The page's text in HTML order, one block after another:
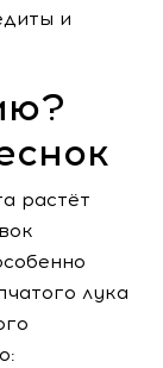
и
растёт
лука